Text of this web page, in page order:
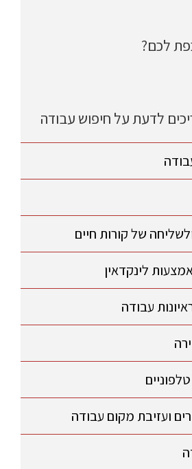
לכם?
לדעת על חיפוש עבודה
של קורות חיים
לינקדאין
עבודה
ועזיבת מקום עבודה